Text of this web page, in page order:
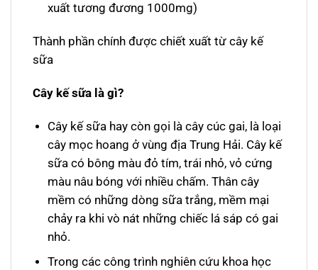
xuất tương đương 1000mg)
Thành phần chính được chiết xuất từ cây kế
sữa
Cây kế sữa là gì?
Cây kế sữa hay còn gọi là cây cúc gai, là loại
cây mọc hoang ở vùng địa Trung Hải. Cây kế
sữa có bông màu đỏ tím, trái nhỏ, vỏ cứng
màu nâu bóng với nhiều chấm. Thân cây
mềm có những dòng sữa trắng, mềm mại
chảy ra khi vò nát những chiếc lá sáp có gai
nhỏ.
Trong các công trình nghiên cứu khoa học